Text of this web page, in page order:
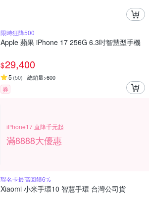
限時狂降500
Apple 蘋果 iPhone 17 256G 6.3吋智慧型手機
$29,400
5 (50) 總銷量>600
券
iPhone17 直降千元起
滿8888大優惠
聯名卡最高回饋6%
Xiaomi 小米手環10 智慧手環 台灣公司貨